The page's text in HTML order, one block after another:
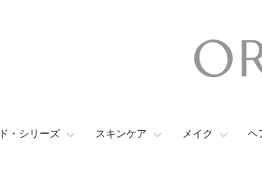
・シリーズ スキンケア メイク ヘ